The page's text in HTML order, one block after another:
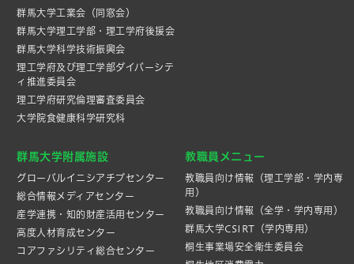
群馬大学工業会（同窓会）
群馬大学理工学部・理工学府後援会
群馬大学科学技術振興会
理工学府及び理工学部ダイバーシテ
ィ推進委員会
理工学府研究倫理審査委員会
大学院食健康科学研究科
群馬大学附属施設
グローバルイニシアチブセンター
総合情報メディアセンター
産学連携・知的財産活⽤センター
高度人材育成センター
コアファシリティ総合センター
教職員メニュー
教職員向け情報（理工学部・学内専
用）
教職員向け情報（全学・学内専用）
群馬大学CSIRT（学内専用）
桐生事業場安全衛生委員会